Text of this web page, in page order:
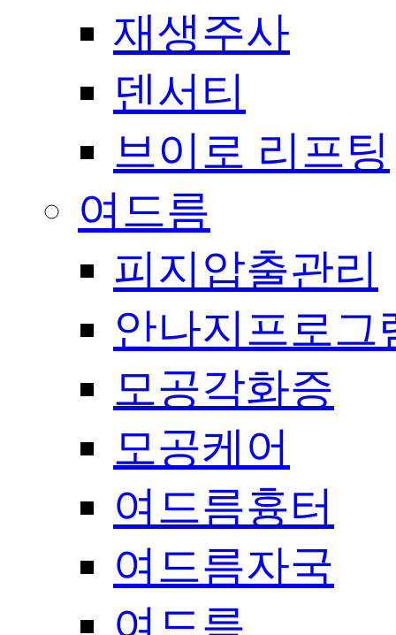
재생주사
덴서티
브이로 리프팅
여드름
피지압출관리
안나지프로그
모공각화증
모공케어
여드름흉터
여드름자국